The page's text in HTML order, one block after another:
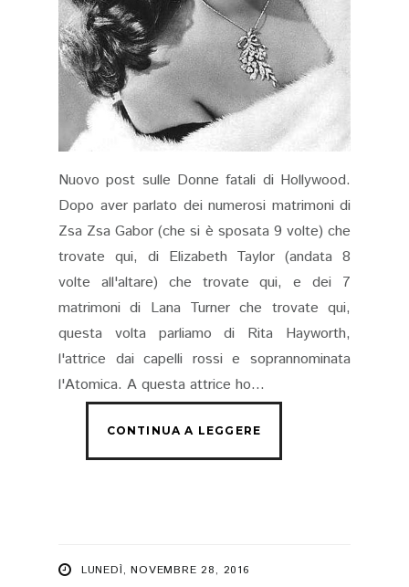
Nuovo post sulle Donne fatali di Hollywood.
Dopo aver parlato dei numerosi matrimoni di
Zsa Zsa Gabor (che si è sposata 9 volte) che
trovate qui, di Elizabeth Taylor (andata 8
volte all'altare) che trovate qui, e dei 7
matrimoni di Lana Turner che trovate qui,
questa volta parliamo di Rita Hayworth,
l'attrice dai capelli rossi e soprannominata
l'Atomica. A questa attrice ho...
LUNEDÌ, NOVEMBRE 28, 2016